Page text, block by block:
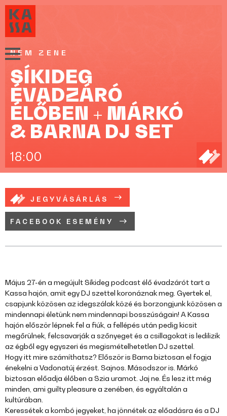
NEM ZENE
SÍKIDEG
ÉVADZÁRÓ
ÉLŐBEN + MÁRKÓ
& BARNA DJ SET
18:00
JEGYVÁSÁRLÁS
FACEBOOK ESEMÉNY
Május 27-én a megújult Síkideg podcast élő évadzárót tart a
Kassa hajón, amit egy DJ szettel koronáznak meg. Gyertek el,
csapjunk közösen az idegszálak közé és borzongjunk közösen a
mindennapi életünk nem mindennapi bosszúságain! A Kassa
hajón először lépnek fel a fiúk, a fellépés után pedig kicsit
megőrülnek, felcsavarják a szőnyeget és a csillagokat is ledilizik
az égből egy egyszeri és megismételhetetlen DJ szettel.
Hogy itt mire számíthatsz? Először is Barna biztosan el fogja
énekelni a Vadonatúj érzést. Sajnos. Másodszor is. Márkó
biztosan előadja élőben a Szia uramot. Jaj ne. És lesz itt még
minden, ami guilty pleasure a zenében, és egyáltalán a
kultúrában.
Keressétek a kombó jegyeket, ha jönnétek az előadásra és a DJ